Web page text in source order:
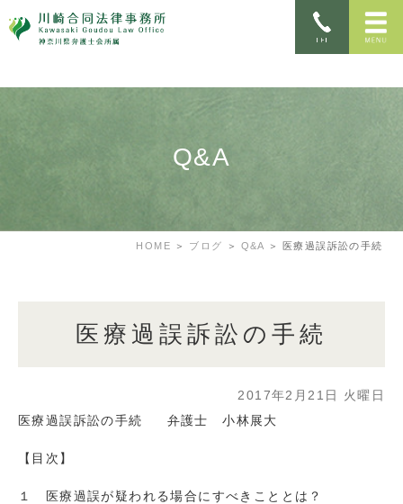
Q&A
HOME ブログ Q&A 医療過誤訴訟の手続
医療過誤訴訟の手続
2017年2月21日 火曜日
医療過誤訴訟の手続 弁護士 小林展大
【目次】
１ 医療過誤が疑われる場合にすべきこととは？